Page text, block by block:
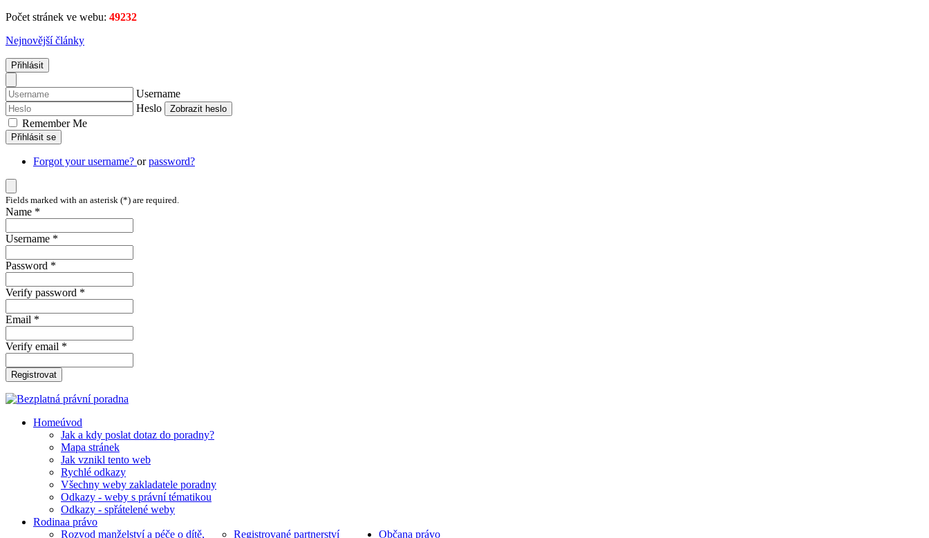
Počet stránek ve webu: 49232
Nejnovější články
Přihlásit
Username
Heslo
Zobrazit heslo
Remember Me
Přihlásit se
Forgot your username? orpassword?
Fields marked with an asterisk (*) are required.
Name *
Username *
Password *
Verify password *
Email *
Verify email *
Registrovat
Homeúvod
Jak a kdy poslat dotaz do poradny?
Mapa stránek
Jak vznikl tento web
Rychlé odkazy
Všechny weby zakladatele poradny
Odkazy - weby s právní tématikou
Odkazy - spřátelené weby
Rodinaa právo
Rozvod manželství a péče o dítě,
Registrované partnerství
Občana právo